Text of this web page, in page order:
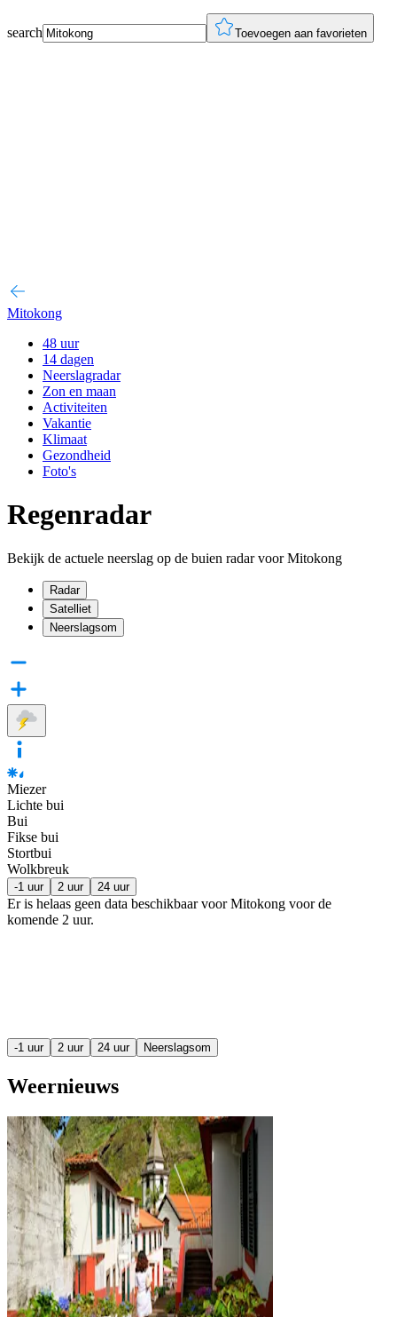
search Toevoegen aan favorieten
Mitokong
48 uur
14 dagen
Neerslagradar
Zon en maan
Activiteiten
Vakantie
Klimaat
Gezondheid
Foto's
Regenradar
Bekijk de actuele neerslag op de buien radar voor Mitokong
Radar
Satelliet
Neerslagsom
Miezer
Lichte bui
Bui
Fikse bui
Stortbui
Wolkbreuk
-1 uur 2 uur 24 uur
Er is helaas geen data beschikbaar voor Mitokong voor de
komende 2 uur.
-1 uur 2 uur 24 uur Neerslagsom
Weernieuws